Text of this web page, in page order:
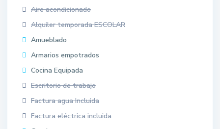
Aire acondicionado
Alquiler temporada ESCOLAR
Amueblado
Armarios empotrados
Cocina Equipada
Escritorio de trabajo
Factura agua Incluida
Factura eléctrica incluida